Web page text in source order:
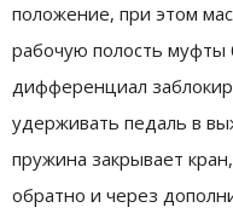
положение, при этом
рабочую полость муфты
дифференциал
удерживать педаль в
пружина закрывает
обратно и через